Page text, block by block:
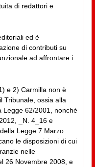
di redattori e
ed è
di contributi su
ad affrontare i
e 2) Carmilla non è
Tribunale, ossia alla
Legge 62/2001, nonché
_N. 4_16 e
Legge 7 Marzo
le disposizioni di cui
nelle
26 Novembre 2008, e